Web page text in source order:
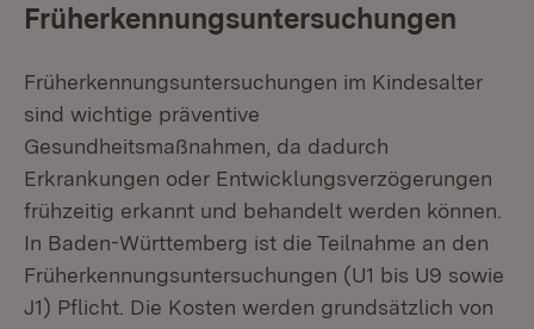
Früherkennungsuntersuchungen
Früherkennungsuntersuchungen im Kindesalter
sind wichtige präventive
Gesundheitsmaßnahmen, da dadurch
Erkrankungen oder Entwicklungsverzögerungen
frühzeitig erkannt und behandelt werden können.
In Baden-Württemberg ist die Teilnahme an den
Früherkennungsuntersuchungen (U1 bis U9 sowie
J1) Pflicht. Die Kosten werden grundsätzlich von